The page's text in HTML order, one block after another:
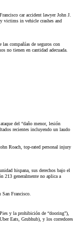
las compañías de seguros con
no tienen en cantidad adecuada.
del “daño menor, lesión
recientes incluyendo un laudo
hispana, sus derechos bajo el
213 generalmente no aplica a
y la prohibición de “dooring”),
Eats, Grubhub), y los corredores